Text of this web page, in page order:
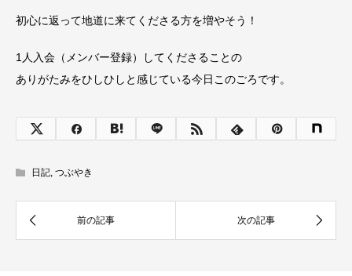
初心に返って地道に来てくださる方を増やそう！
1人入会（メンバー登録）してくださることの
ありがたみをひしひしと感じている今日このごろです。
日記 つぶやき